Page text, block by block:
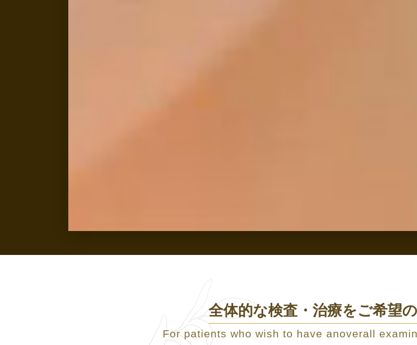
全体的な検査・治療をご希望
For patients who wish to have anoverall